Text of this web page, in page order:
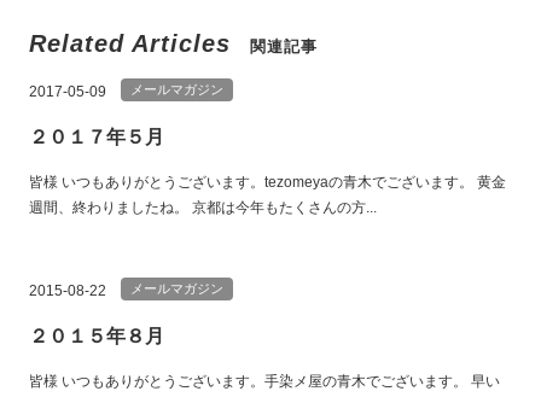
Related Articles 関連記事
2017-05-09 メールマガジン
２０１７年５月
皆様 いつもありがとうございます。tezomeyaの青木でございます。 黄金
週間、終わりましたね。 京都は今年もたくさんの方...
2015-08-22 メールマガジン
２０１５年８月
皆様 いつもありがとうございます。手染メ屋の青木でございます。 早い